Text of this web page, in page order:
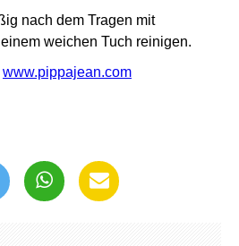
nach dem Tragen mit
weichen Tuch reinigen.
www.pippajean.com